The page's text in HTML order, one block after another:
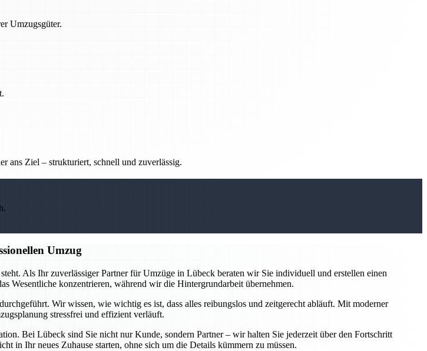
Umzugsgüter.
ans Ziel – strukturiert, schnell und zuverlässig.
Umzug
Als Ihr zuverlässiger Partner für Umzüge in Lübeck beraten wir Sie individuell und erstellen einen
Wesentliche konzentrieren, während wir die Hintergrundarbeit übernehmen.
Wir wissen, wie wichtig es ist, dass alles reibungslos und zeitgerecht abläuft. Mit moderner
stressfrei und effizient verläuft.
Bei Lübeck sind Sie nicht nur Kunde, sondern Partner – wir halten Sie jederzeit über den Fortschritt
in Ihr neues Zuhause starten, ohne sich um die Details kümmern zu müssen.